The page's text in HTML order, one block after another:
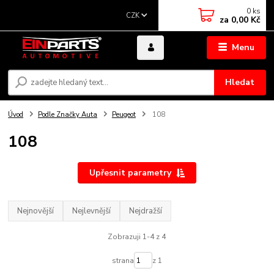
Menu
CZK
Hledat
0 ks
za 0,00 Kč
Úvod Podle Značky Auta Peugeot 108
108
Upřesnit parametry
Nejnovější Nejlevnější Nejdražší
Zobrazuji 1-4 z 4
strana z 1